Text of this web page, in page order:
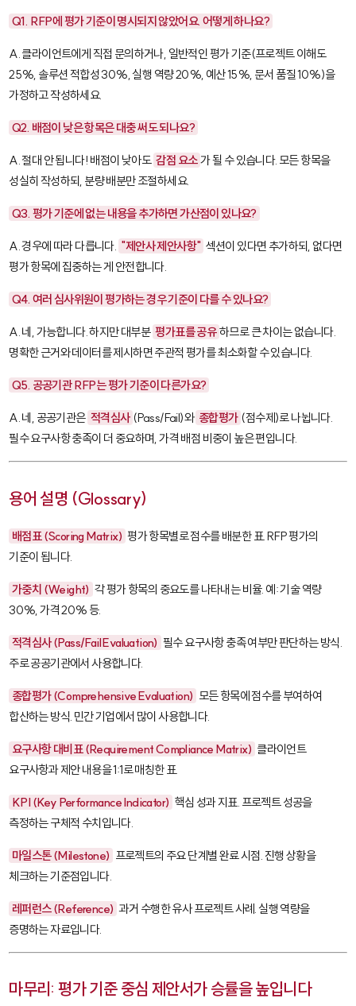
Q1. RFP에 평가 기준이 명시되지 않았어요. 어떻게 하나요?
A. 클라이언트에게 직접 문의하거나, 일반적인 평가 기준(프로젝트 이해도
25%, 솔루션 적합성 30%, 실행 역량 20%, 예산 15%, 문서 품질 10%)을
가정하고 작성하세요.
Q2. 배점이 낮은 항목은 대충 써도 되나요?
A. 절대 안 됩니다! 배점이 낮아도 감점 요소가 될 수 있습니다. 모든 항목을
성실히 작성하되, 분량 배분만 조절하세요.
Q3. 평가 기준에 없는 내용을 추가하면 가산점이 있나요?
A. 경우에 따라 다릅니다. "제안사 제안사항" 섹션이 있다면 추가하되, 없다면
평가 항목에 집중하는 게 안전합니다.
Q4. 여러 심사위원이 평가하는 경우 기준이 다를 수 있나요?
A. 네, 가능합니다. 하지만 대부분 평가표를 공유 하므로 큰 차이는 없습니다.
명확한 근거와 데이터를 제시하면 주관적 평가를 최소화할 수 있습니다.
Q5. 공공기관 RFP는 평가 기준이 다른가요?
A. 네, 공공기관은 적격심사 (Pass/Fail)와 종합평가 (점수제)로 나뉩니다.
필수 요구사항 충족이 더 중요하며, 가격 배점 비중이 높은 편입니다.
용어 설명 (Glossary)
배점표 (Scoring Matrix) 평가 항목별로 점수를 배분한 표. RFP 평가의
기준이 됩니다.
가중치 (Weight) 각 평가 항목의 중요도를 나타내는 비율. 예: 기술 역량
30%, 가격 20% 등.
적격심사 (Pass/Fail Evaluation) 필수 요구사항 충족 여부만 판단하는 방식.
주로 공공기관에서 사용합니다.
종합평가 (Comprehensive Evaluation) 모든 항목에 점수를 부여하여
합산하는 방식. 민간 기업에서 많이 사용합니다.
요구사항 대비표 (Requirement Compliance Matrix) 클라이언트
요구사항과 제안 내용을 1:1로 매칭한 표.
KPI (Key Performance Indicator) 핵심 성과 지표. 프로젝트 성공을
측정하는 구체적 수치입니다.
마일스톤 (Milestone) 프로젝트의 주요 단계별 완료 시점. 진행 상황을
체크하는 기준점입니다.
레퍼런스 (Reference) 과거 수행한 유사 프로젝트 사례. 실행 역량을
증명하는 자료입니다.
마무리: 평가 기준 중심 제안서가 승률을 높입니다